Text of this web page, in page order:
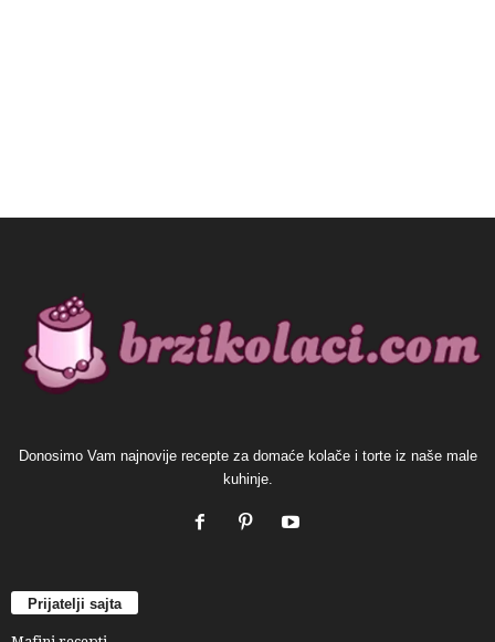
Donosimo Vam najnovije recepte za domaće kolače i torte iz naše male
kuhinje.
Prijatelji sajta